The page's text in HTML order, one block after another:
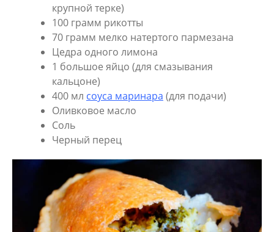
крупной терке)
100 грамм рикотты
70 грамм мелко натертого пармезана
Цедра одного лимона
1 большое яйцо (для смазывания
кальцоне)
400 мл соуса маринара (для подачи)
Оливковое масло
Соль
Черный перец